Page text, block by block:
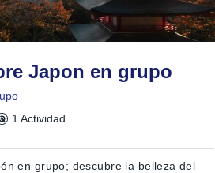
Japon en grupo
1 Actividad
en grupo; descubre la belleza del